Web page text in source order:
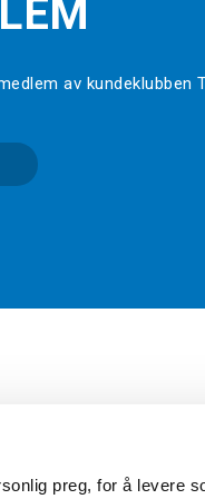
preg, for å levere
av kundeklubben
Torshov Sport har over 90 års